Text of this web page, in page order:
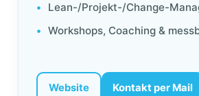
Lean-/Projekt-/Change-
Workshops, Coaching &
Website Kontakt per Mail